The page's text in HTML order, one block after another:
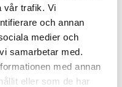
vår trafik. Vi
och annan
medier och
samarbetar med.
med annan
eller som de har
på fronten.
LÄS MER